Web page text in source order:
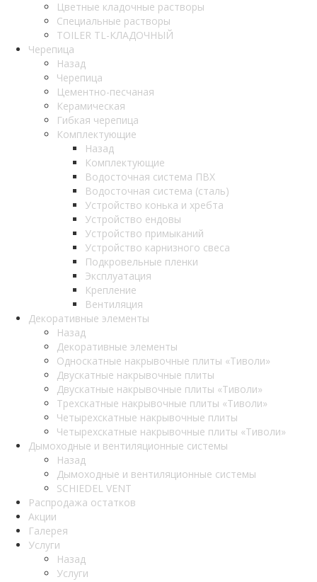
Цветные кладочные растворы
Специальные растворы
TOILER TL-КЛАДОЧНЫЙ
Черепица
Назад
Черепица
Цементно-песчаная
Керамическая
Гибкая черепица
Комплектующие
Назад
Комплектующие
Водосточная система ПВХ
Водосточная система (сталь)
Устройство конька и хребта
Устройство ендовы
Устройство примыканий
Устройство карнизного свеса
Подкровельные пленки
Эксплуатация
Крепление
Вентиляция
Декоративные элементы
Назад
Декоративные элементы
Односкатные накрывочные плиты «Тиволи»
Двускатные накрывочные плиты
Двускатные накрывочные плиты «Тиволи»
Трехскатные накрывочные плиты «Тиволи»
Четырехскатные накрывочные плиты
Четырехскатные накрывочные плиты «Тиволи»
Дымоходные и вентиляционные системы
Назад
Дымоходные и вентиляционные системы
SCHIEDEL VENT
Распродажа остатков
Акции
Галерея
Услуги
Назад
Услуги